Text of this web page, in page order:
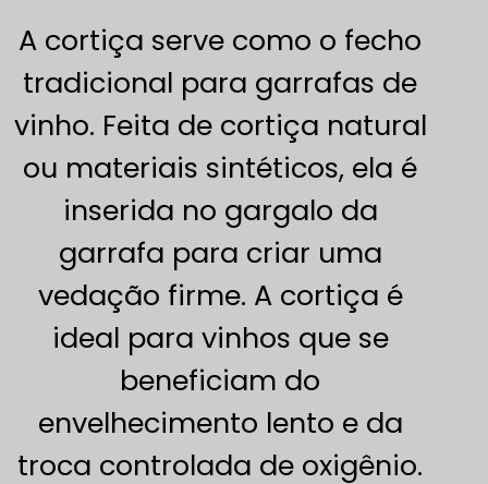
A cortiça serve como o fecho
tradicional para garrafas de
vinho. Feita de cortiça natural
ou materiais sintéticos, ela é
inserida no gargalo da
garrafa para criar uma
vedação firme. A cortiça é
ideal para vinhos que se
beneficiam do
envelhecimento lento e da
troca controlada de oxigênio.